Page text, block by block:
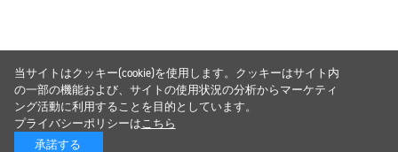
当サイトはクッキー(cookie)を使用します。クッキーはサイト内
の一部の機能および、サイトの使用状況の分析からマーケティ
ング活動に利用することを目的としています。
プライバシーポリシーはこちら
承諾する